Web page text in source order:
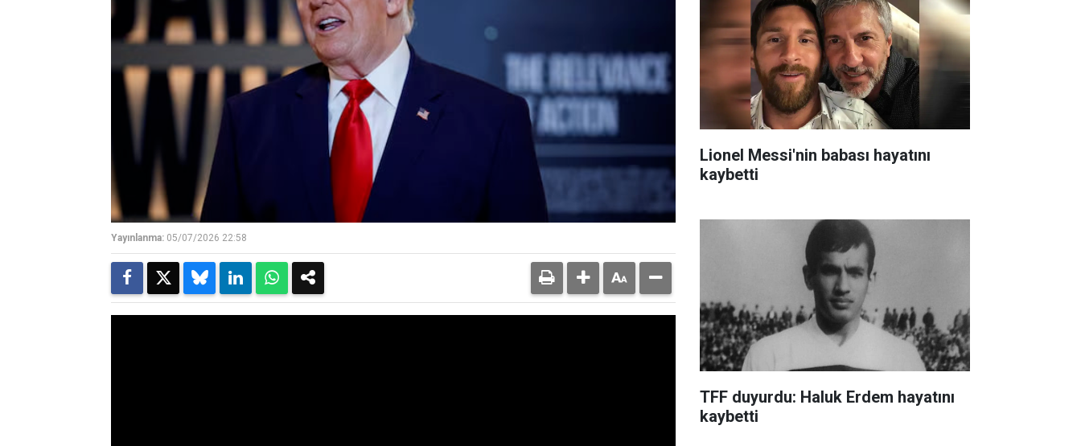
Yayınlanma: 05/07/2026 22:58
Lionel Messi'nin babası hayatını
kaybetti
TFF duyurdu: Haluk Erdem hayatını
kaybetti